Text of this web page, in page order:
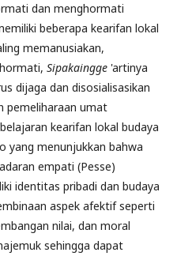
dan menghormati
beberapa kearifan lokal
memanusiakan,
Sipakaingge 'artinya
dijaga dan disosialisasikan
pemeliharaan umat
kearifan lokal budaya
yang menunjukkan bahwa
empati (Pesse)
identitas pribadi dan budaya
aspek afektif seperti
nilai, dan moral
sehingga dapat